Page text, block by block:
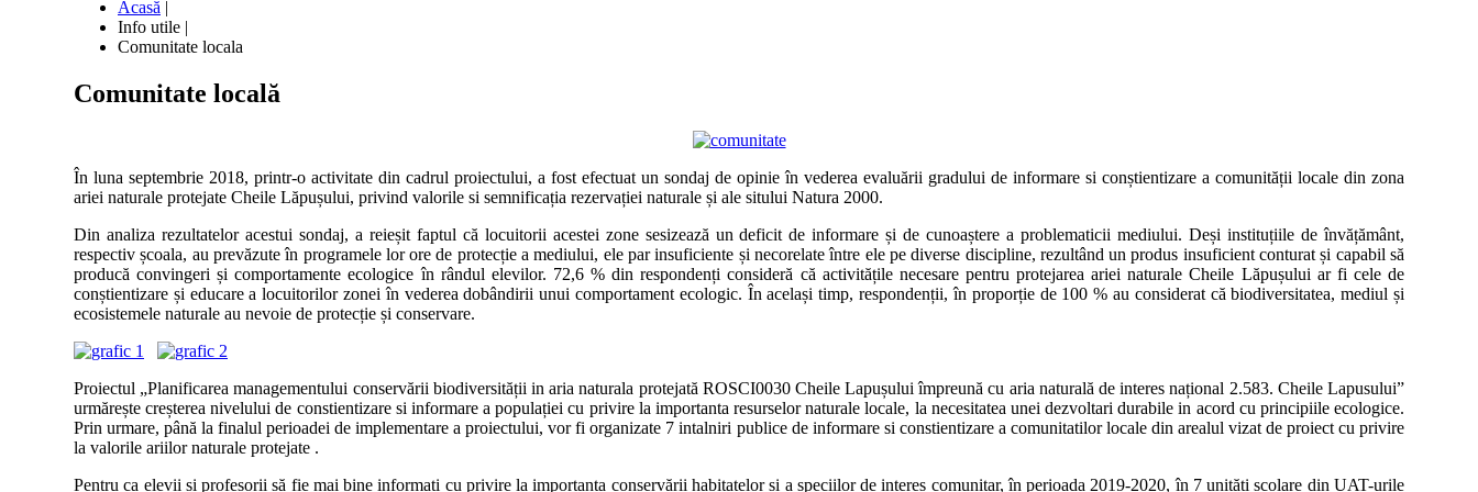
Acasă |
Info utile |
Comunitate locala
Comunitate locală
În luna septembrie 2018, printr-o activitate din cadrul proiectului, a fost efectuat un sondaj de opinie în vederea evaluării gradului de informare si conștientizare a comunității locale din zona
ariei naturale protejate Cheile Lăpușului, privind valorile si semnificația rezervației naturale și ale sitului Natura 2000.
Din analiza rezultatelor acestui sondaj, a reieșit faptul că locuitorii acestei zone sesizează un deficit de informare și de cunoaștere a problematicii mediului. Deși instituțiile de învățământ,
respectiv școala, au prevăzute în programele lor ore de protecție a mediului, ele par insuficiente și necorelate între ele pe diverse discipline, rezultând un produs insuficient conturat și capabil să
producă convingeri și comportamente ecologice în rândul elevilor. 72,6 % din respondenți consideră că activitățile necesare pentru protejarea ariei naturale Cheile Lăpușului ar fi cele de
conștientizare și educare a locuitorilor zonei în vederea dobândirii unui comportament ecologic. În același timp, respondenții, în proporție de 100 % au considerat că biodiversitatea, mediul și
ecosistemele naturale au nevoie de protecție și conservare.
Proiectul „Planificarea managementului conservării biodiversității in aria naturala protejată ROSCI0030 Cheile Lapușului împreună cu aria naturală de interes național 2.583. Cheile Lapusului”
urmărește creșterea nivelului de constientizare si informare a populației cu privire la importanta resurselor naturale locale, la necesitatea unei dezvoltari durabile in acord cu principiile ecologice.
Prin urmare, până la finalul perioadei de implementare a proiectului, vor fi organizate 7 intalniri publice de informare si constientizare a comunitatilor locale din arealul vizat de proiect cu privire
la valorile ariilor naturale protejate .
Pentru ca elevii și profesorii să fie mai bine informați cu privire la importanța conservării habitatelor și a speciilor de interes comunitar, în perioada 2019-2020, în 7 unități școlare din UAT-urile